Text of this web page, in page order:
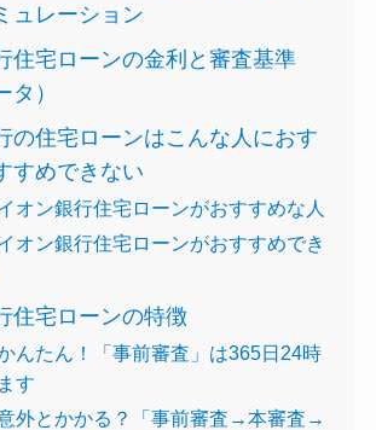
ュレーション
住宅ローンの金利と審査基準
タ）
の住宅ローンはこんな人におす
すめできない
イオン銀行住宅ローンがおすすめな人
イオン銀行住宅ローンがおすすめでき
住宅ローンの特徴
かんたん！「事前審査」は365日24時
す
意外とかかる？「事前審査→本審査→